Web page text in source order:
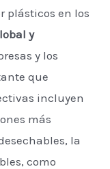
plásticos en los
y
y los
que
incluyen
más
la
como